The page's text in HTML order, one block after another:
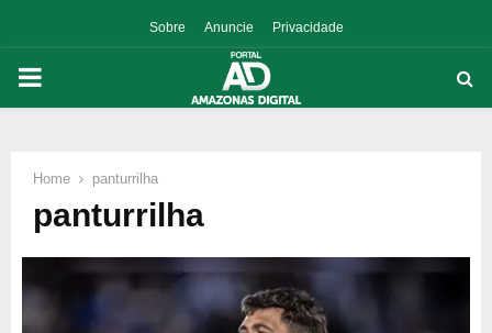
Sobre Anuncie Privacidade
PRIMARY
Home panturrilha
panturrilha